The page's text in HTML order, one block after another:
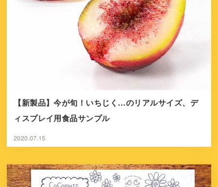
【新製品】今が旬！いちじく…のリアルサイズ、デ
ィスプレイ用食品サンプル
2020.07.15